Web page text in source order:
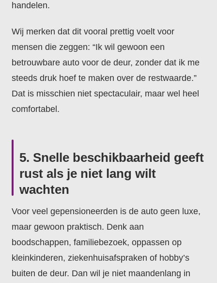
handelen.
Wij merken dat dit vooral prettig voelt voor
mensen die zeggen: “Ik wil gewoon een
betrouwbare auto voor de deur, zonder dat ik me
steeds druk hoef te maken over de restwaarde.”
Dat is misschien niet spectaculair, maar wel heel
comfortabel.
5. Snelle beschikbaarheid geeft
rust als je niet lang wilt
wachten
Voor veel gepensioneerden is de auto geen luxe,
maar gewoon praktisch. Denk aan
boodschappen, familiebezoek, oppassen op
kleinkinderen, ziekenhuisafspraken of hobby’s
buiten de deur. Dan wil je niet maandenlang in